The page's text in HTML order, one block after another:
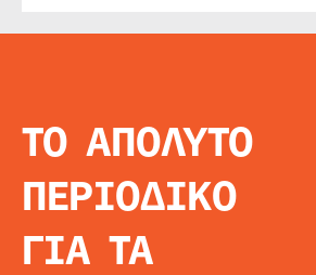
ΤΟ ΑΠΟΛΥΤΟ
ΠΕΡΙΟΔΙΚΟ
ΓΙΑ ΤΑ